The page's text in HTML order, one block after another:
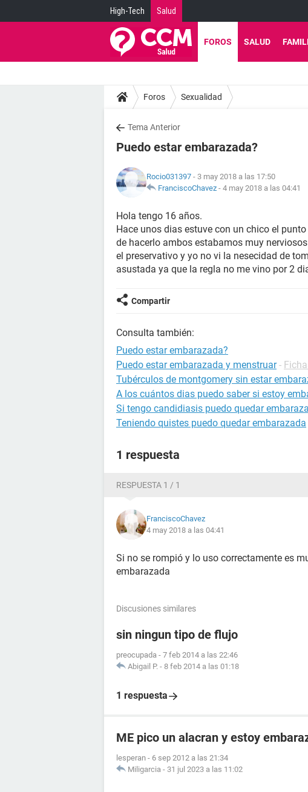
High-Tech Salud
FOROS SALUD
Foros Sexualidad
Tema Anterior
Puedo estar embarazada?
Rocio031397 - 3 may 2018 a las 17:50
FranciscoChavez - 4 may 2018 a las 04:41
Hola tengo 16 años.
Hace unos dias estuve con un chico el
de hacerlo ambos estabamos muy
el preservativo y yo no vi la nesecidad de
asustada ya que la regla no me vino por 2
Compartir
Consulta también:
Puedo estar embarazada?
Puedo estar embarazada y menstruar -
Tubérculos de montgomery sin estar
A los cuántos dias puedo saber si estoy
Si tengo candidiasis puedo quedar
Teniendo quistes puedo quedar embarazada
1 respuesta
RESPUESTA 1 / 1
FranciscoChavez
4 may 2018 a las 04:41
Si no se rompió y lo uso correctamente es
embarazada
Discusiones similares
sin ningun tipo de flujo
preocupada - 7 feb 2014 a las 22:46
Abigail P. - 8 feb 2014 a las 01:18
1 respuesta
ME pico un alacran y estoy
lesperan - 6 sep 2012 a las 21:34
Miligarcia - 31 jul 2023 a las 11:02